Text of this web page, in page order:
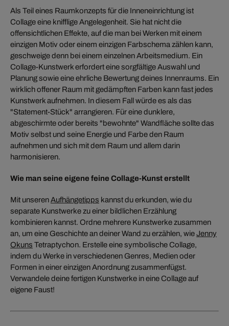
Als Teil eines Raumkonzepts für die Inneneinrichtung ist
Collage eine knifflige Angelegenheit. Sie hat nicht die
offensichtlichen Effekte, auf die man bei Werken mit einem
einzigen Motiv oder einem einzigen Farbschema zählen kann,
geschweige denn bei einem einzelnen Arbeitsmedium. Ein
Collage-Kunstwerk erfordert eine sorgfältige Auswahl und
Planung sowie eine ehrliche Bewertung deines Innenraums. Ein
wirklich offener Raum mit gedämpften Farben kann fast jedes
Kunstwerk aufnehmen. In diesem Fall würde es als das
"Statement-Stück" arrangieren. Für eine dunklere,
abgeschirmte oder bereits "bewohnte" Wandfläche sollte das
Motiv selbst und seine Energie und Farbe den Raum
aufnehmen und sich mit dem Raum und allem darin
harmonisieren.
Wie man seine eigene feine Collage-Kunst erstellt
Mit unserenAufhängetipps kannst du erkunden, wie du
separate Kunstwerke zu einer bildlichen Erzählung
kombinieren kannst. Ordne mehrere Kunstwerke zusammen
an, um eine Geschichte an deiner Wand zu erzählen, wieJenny
Okuns Tetraptychon. Erstelle eine symbolische Collage,
indem du Werke in verschiedenen Genres, Medien oder
Formen in einer einzigen Anordnung zusammenfügst.
Verwandele deine fertigen Kunstwerke in eine Collage auf
eigene Faust!